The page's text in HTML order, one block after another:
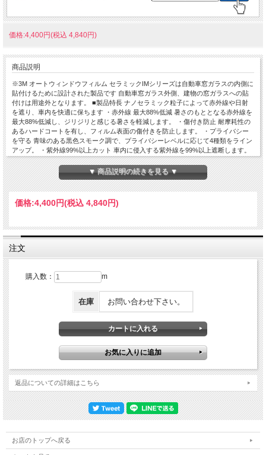
価格:4,400円(税込 4,840円)
商品説明
※3M オートウィンドウフィルム セラミックIMシリーズは自動車窓ガラスの内側に
貼付けるために設計された製品です 自動車窓ガラス外側、建物の窓ガラスへの貼
付けは用途外となります。 ■製品特長 ナノセラミック粒子によって赤外線や日射
を遮り、車内を快適に保ちます ・赤外線 最大88%低減 暑さのもととなる赤外線を
最大88%低減し、ジリジリと感じる暑さを軽減します。 ・傷付き防止 耐摩耗性の
あるハードコートを有し、フィルム表面の傷付きを防止します。 ・プライバシー
を守る 青味のある黒色スモーク調で、プライバシーレベルに応じて4種類をライン
アップ。 ・紫外線99%以上カット 車内に侵入する紫外線を99%以上遮断します。
・電波を遮断しない 金属不含有のため、電波を使用する機器に影響を及ぼしませ
ん。 ・飛散防止効果 ガラスの飛散防止効果を有します。 ■製品構造 ■物理特性 ■
製品特性 幅：1100ｍｍ 材質：ポリエステル 製品厚み：約57μm 剥離フィルム厚
み：23μm 粘着剤：アクリル系粘着剤 粘着力：(6N以上/25mm) ※JIS S 3107に準
拠。 ■送料について 切り売りの場合、個別送料設定がございます。1梱包につき送
料￥1,050-（税抜）になります。 沖縄・離島など超過送料がかかる場合は改めて送
ドウフィルム セラミックIMシリーズは自動車窓ガラスの内側に貼付けるために設
計された製品のため、窓ガラス外側への貼付けは用途外となります。 ・製造工程
上、製品ロット間でスモーク色にバラツキが発生する場合があります。 同一車両
内で同じスモーク調を使用する場合は同一ロットをご使用ください。 ・本製品は
・特に劣悪な環境 (炎天下など) では、フィルムや粘着剤の劣化が早く進む傾向が
あるので、劣悪な環境下での長期駐車等は避けるようにしてください。 上記は本
製品の用途に則してご使用いただく上での一般的な事項を記載しておりますが、こ
れによりアプリケーションを保証するものではありません。 必ずお客様で使用に
問題が無いことをご確認の上、ご使用ください。
▼ 商品説明の続きを見る ▼
価格:4,400円(税込 4,840円)
注文
購入数： m
在庫 お問い合わせ下さい。
返品についての詳細はこちら
お店のトップへ戻る